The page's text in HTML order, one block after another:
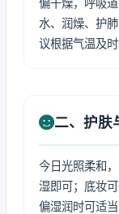
偏干燥，呼吸
水、润燥、护
议根据气温及
二、护肤
今日光照柔和
湿即可；底妆
偏湿润时可适